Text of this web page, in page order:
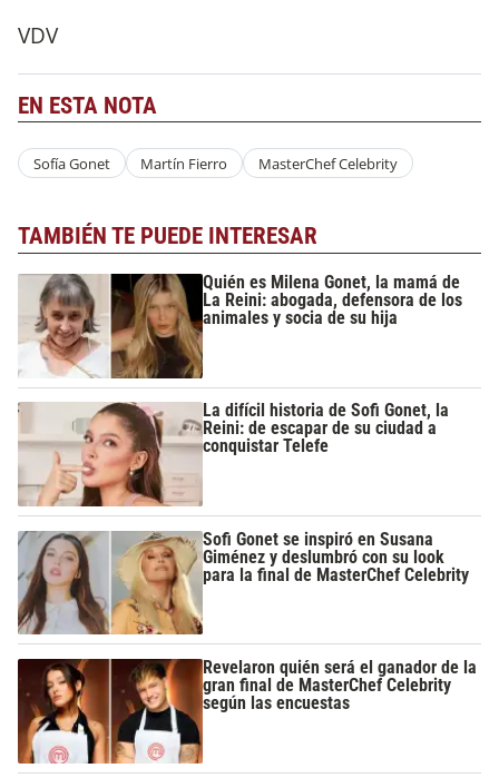
VDV
EN ESTA NOTA
Sofía Gonet Martín Fierro MasterChef Celebrity
TAMBIÉN TE PUEDE INTERESAR
Quién es Milena Gonet, la mamá de
La Reini: abogada, defensora de los
animales y socia de su hija
La difícil historia de Sofi Gonet, la
Reini: de escapar de su ciudad a
conquistar Telefe
Sofi Gonet se inspiró en Susana
Giménez y deslumbró con su look
para la final de MasterChef Celebrity
Revelaron quién será el ganador de la
gran final de MasterChef Celebrity
según las encuestas